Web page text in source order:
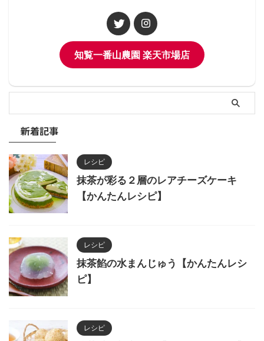
知覧一番山農園 楽天市場店
新着記事
レシピ
抹茶が彩る２層のレアチーズケーキ
【かんたんレシピ】
レシピ
抹茶餡の水まんじゅう【かんたんレシ
ピ】
レシピ